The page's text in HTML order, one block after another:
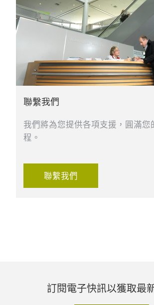
聯繫我們
我們將為您提供各項支援，圓滿您
程。
聯繫我們
訂閱電子快訊以獲取最